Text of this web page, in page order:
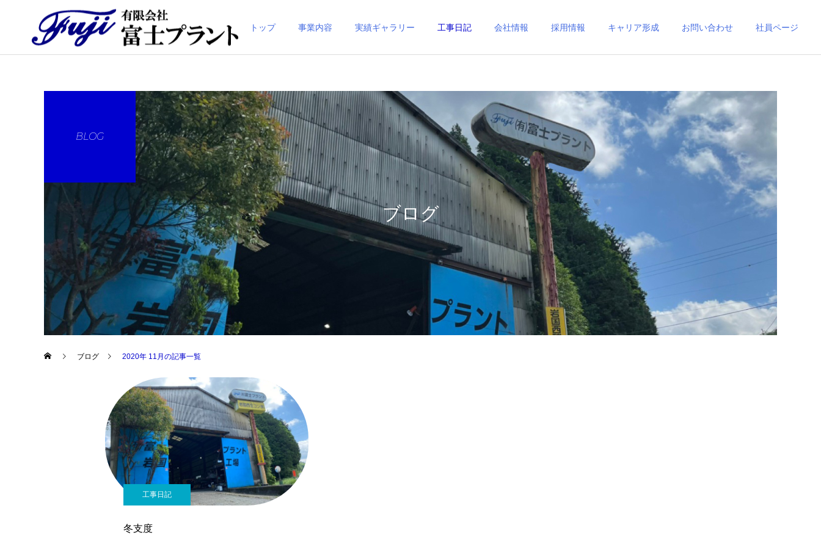
トップ 事業内容 実績ギャラリー 工事日記 会社情報 採用情報 キャリア形成 お問い合わせ 社員ページ
ブログ
BLOG
ブログ 2020年 11月の記事一覧
工事日記
冬支度